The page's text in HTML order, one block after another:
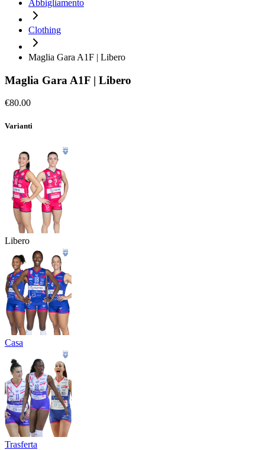
Abbigliamento
Clothing
Maglia Gara A1F | Libero
Maglia Gara A1F | Libero
€80.00
Varianti
Libero
Casa
Trasferta